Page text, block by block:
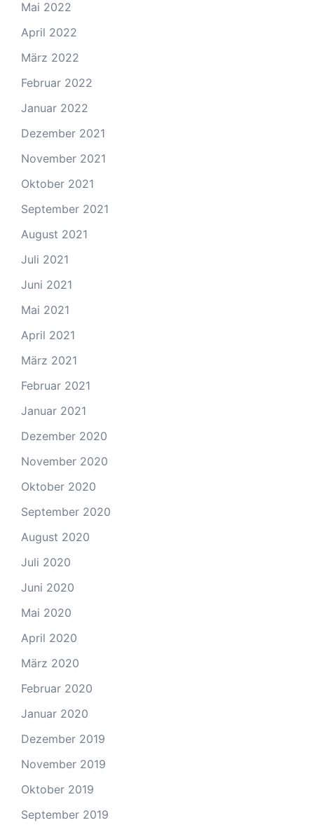
Mai 2022
April 2022
März 2022
Februar 2022
Januar 2022
Dezember 2021
November 2021
Oktober 2021
September 2021
August 2021
Juli 2021
Juni 2021
Mai 2021
April 2021
März 2021
Februar 2021
Januar 2021
Dezember 2020
November 2020
Oktober 2020
September 2020
August 2020
Juli 2020
Juni 2020
Mai 2020
April 2020
März 2020
Februar 2020
Januar 2020
Dezember 2019
November 2019
Oktober 2019
September 2019